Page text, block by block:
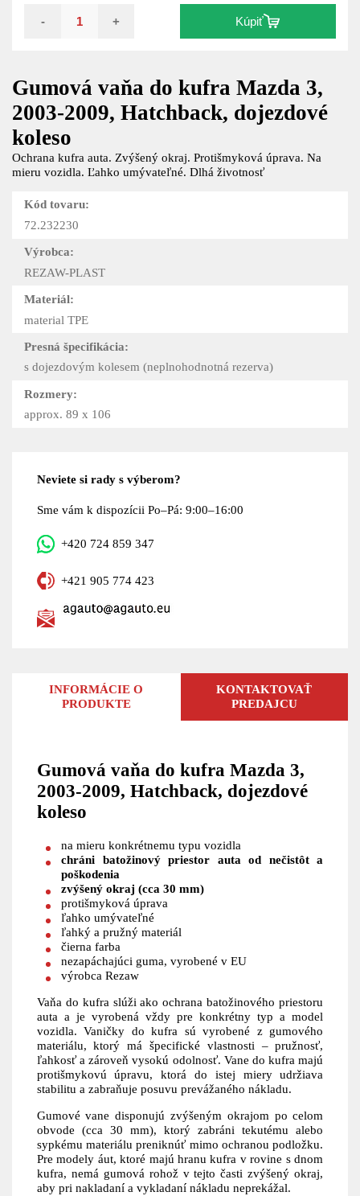
Gumová vaňa do kufra Mazda 3,
2003-2009, Hatchback, dojezdové
koleso
Ochrana kufra auta. Zvýšený okraj. Protišmyková úprava. Na
mieru vozidla. Ľahko umývateľné. Dlhá životnosť
Kód tovaru:
72.232230
Výrobca:
REZAW-PLAST
Materiál:
material TPE
Presná špecifikácia:
s dojezdovým kolesem (neplnohodnotná rezerva)
Rozmery:
approx. 89 x 106
- + Kúpiť
Neviete si rady s výberom?
Sme vám k dispozícii Po–Pá: 9:00–16:00
+420 724 859 347
+421 905 774 423
INFORMÁCIE O
PRODUKTE
KONTAKTOVAŤ
PREDAJCU
Gumová vaňa do kufra Mazda 3,
2003-2009, Hatchback, dojezdové
koleso
na mieru konkrétnemu typu vozidla
chráni batožinový priestor auta od nečistôt a
poškodenia
zvýšený okraj (cca 30 mm)
protišmyková úprava
ľahko umývateľné
ľahký a pružný materiál
čierna farba
nezapáchajúci guma, vyrobené v EU
výrobca Rezaw
Vaňa do kufra slúži ako ochrana batožinového priestoru
auta a je vyrobená vždy pre konkrétny typ a model
vozidla. Vaničky do kufra sú vyrobené z gumového
materiálu, ktorý má špecifické vlastnosti – pružnosť,
ľahkosť a zároveň vysokú odolnosť. Vane do kufra majú
protišmykovú úpravu, ktorá do istej miery udržiava
stabilitu a zabraňuje posuvu prevážaného nákladu.
Gumové vane disponujú zvýšeným okrajom po celom
obvode (cca 30 mm), ktorý zabráni tekutému alebo
sypkému materiálu preniknúť mimo ochranou podložku.
Pre modely áut, ktoré majú hranu kufra v rovine s dnom
kufra, nemá gumová rohož v tejto časti zvýšený okraj,
aby pri nakladaní a vykladaní nákladu neprekážal.